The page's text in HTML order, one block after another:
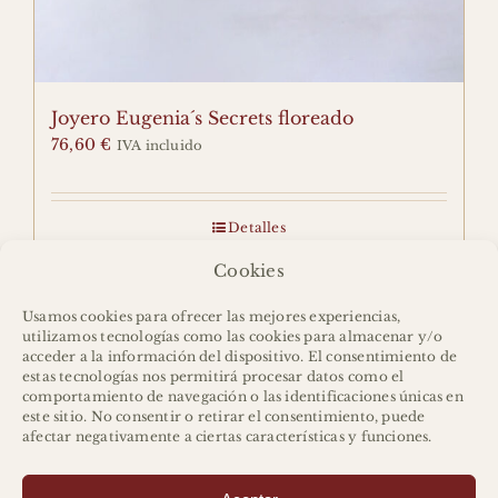
Cookies
Usamos cookies para ofrecer las mejores experiencias,
utilizamos tecnologías como las cookies para almacenar y/o
acceder a la información del dispositivo. El consentimiento de
estas tecnologías nos permitirá procesar datos como el
comportamiento de navegación o las identificaciones únicas en
este sitio. No consentir o retirar el consentimiento, puede
afectar negativamente a ciertas características y funciones.
info@agnesbloom.com 644 621 436
688 273 428
INSTAGRAM
FACEBOOK
Joyero Eugenia´s Secrets floreado
76,60€ IVA incluido
Detalles
Home Agnes Shop Contacto